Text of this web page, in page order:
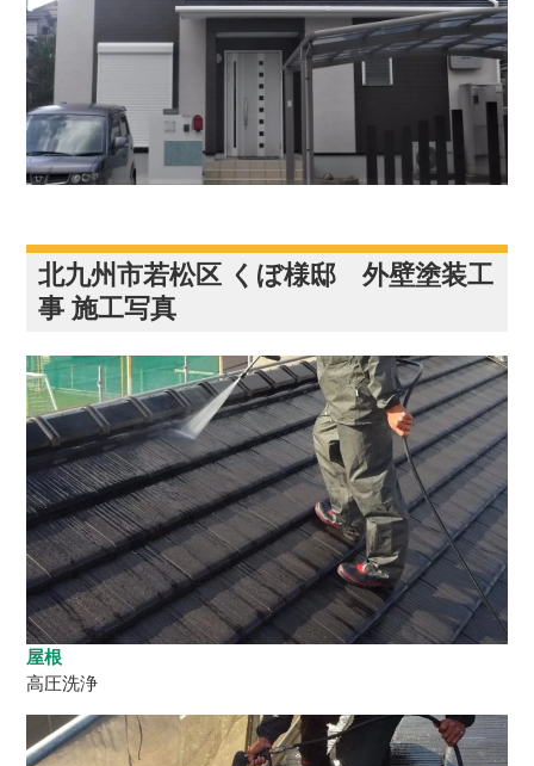
北九州市若松区 くぼ様邸 外壁塗装工
事 施工写真
屋根
高圧洗浄